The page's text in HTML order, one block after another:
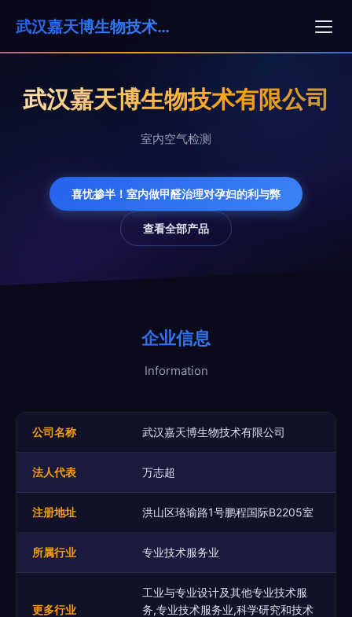
武汉嘉天博生物技术有限公司
武汉嘉天博生物技术有限公司
室内空气检测
喜忧掺半！室内做甲醛治理对孕妇的利与弊
查看全部产品
企业信息
Information
公司名称 武汉嘉天博生物技术有限公司
法人代表 万志超
注册地址 洪山区珞瑜路1号鹏程国际B2205室
所属行业 专业技术服务业
更多行业
工业与专业设计及其他专业技术服
务,专业技术服务业,科学研究和技术